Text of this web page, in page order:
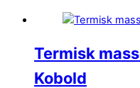
Termisk
Kobold